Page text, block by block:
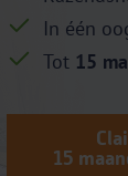
In één
Tot 15
15